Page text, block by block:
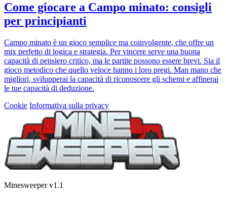
Come giocare a Campo minato: consigli
per principianti
Campo minato è un gioco semplice ma coinvolgente, che offre un
mix perfetto di logica e strategia. Per vincere serve una buona
capacità di pensiero critico, ma le partite possono essere brevi. Sia il
gioco metodico che quello veloce hanno i loro pregi. Man mano che
migliori, svilupperai la capacità di riconoscere gli schemi e affinerai
le tue capacità di deduzione.
Cookie Informativa sulla privacy
Minesweeper v1.1